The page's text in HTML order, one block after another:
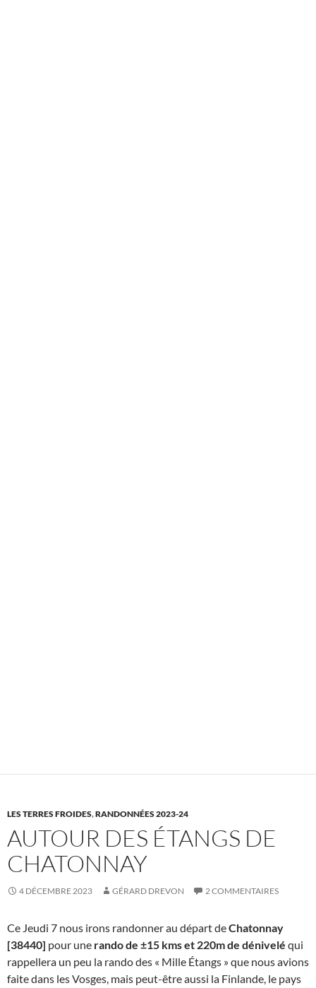
LES TERRES FROIDES,RANDONNÉES 2023-24
AUTOUR DES ÉTANGS DE
CHATONNAY
4 DÉCEMBRE 2023 GÉRARD DREVON 2 COMMENTAIRES
Ce Jeudi 7 nous irons randonner au départ deChatonnay
[38440] pour une rando de ±15 kms et 220m de dénivelé qui
rappellera un peu la rando des « Mille Étangs » que nous avions
faite dans les Vosges, mais peut-être aussi la Finlande, le pays